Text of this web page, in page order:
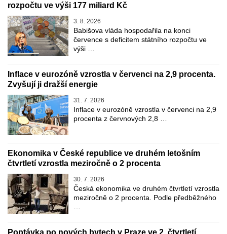
rozpočtu ve výši 177 miliard Kč
3. 8. 2026
Babišova vláda hospodařila na konci
července s deficitem státního rozpočtu ve
výši …
Inflace v eurozóně vzrostla v červenci na 2,9 procenta.
Zvyšují ji dražší energie
31. 7. 2026
Inflace v eurozóně vzrostla v červenci na 2,9
procenta z červnových 2,8 …
Ekonomika v České republice ve druhém letošním
čtvrtletí vzrostla meziročně o 2 procenta
30. 7. 2026
Česká ekonomika ve druhém čtvrtletí vzrostla
meziročně o 2 procenta. Podle předběžného
Poptávka po nových bytech v Praze ve 2. čtvrtletí